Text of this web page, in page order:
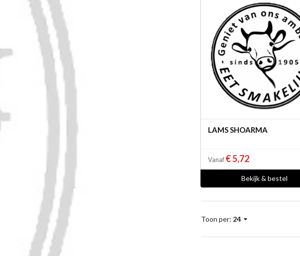
LAMS SHOARMA
Vanaf € 5,72
Bekijk & bestel
Toon per: 24